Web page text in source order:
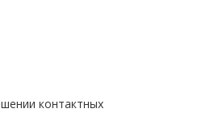
контактных